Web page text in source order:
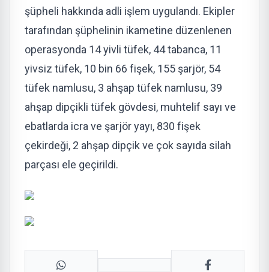
şüpheli hakkında adli işlem uygulandı. Ekipler
tarafından şüphelinin ikametine düzenlenen
operasyonda 14 yivli tüfek, 44 tabanca, 11
yivsiz tüfek, 10 bin 66 fişek, 155 şarjör, 54
tüfek namlusu, 3 ahşap tüfek namlusu, 39
ahşap dipçikli tüfek gövdesi, muhtelif sayı ve
ebatlarda icra ve şarjör yayı, 830 fişek
çekirdeği, 2 ahşap dipçik ve çok sayıda silah
parçası ele geçirildi.